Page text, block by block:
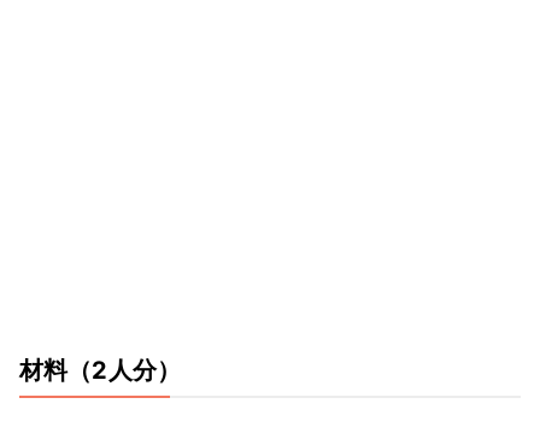
材料（2人分）